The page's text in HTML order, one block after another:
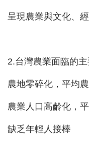
呈現農業與文化、
2.台灣農業面臨的主
農地零碎化，平均
農業人口高齡化，
缺乏年輕人接棒